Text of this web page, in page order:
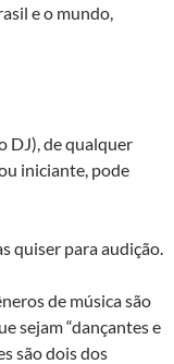
e o mundo,
DJ), de qualquer
iniciante, pode
quiser para audição.
de música são
sejam “dançantes e
são dois dos